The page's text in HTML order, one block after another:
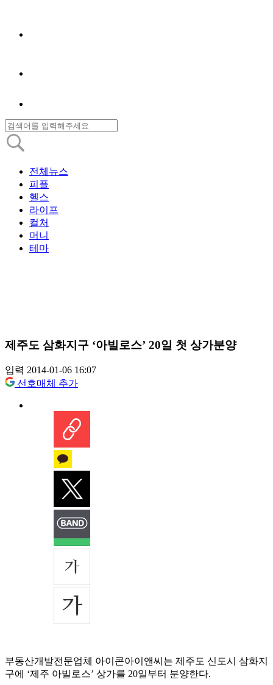
전체뉴스
피플
헬스
라이프
컬처
머니
테마
제주도 삼화지구 ‘아빌로스’ 20일 첫 상가분양
입력 2014-01-06 16:07
선호매체 추가
부동산개발전문업체 아이콘아이앤씨는 제주도 신도시 삼화지
구에 ‘제주 아빌로스’ 상가를 20일부터 분양한다.